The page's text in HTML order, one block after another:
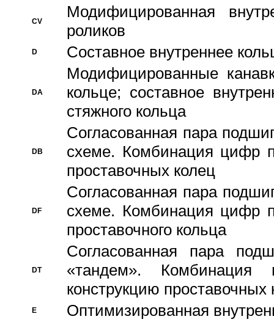
CV
Модифицированная
роликов
D Составное внутреннее
DA
Модифицированные
кольце; составное
стяжного кольца
DB
Согласованная пара
схеме. Комбинация цифр
проставочных колец
DF
Согласованная пара
схеме. Комбинация цифр
проставочного кольца
DT
Согласованная пара
«тандем».
конструкцию проставочных
E
Оптимизированная